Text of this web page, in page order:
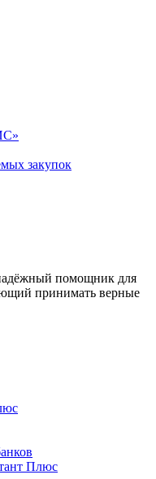
закупок
помощник для
принимать верные
Плюс